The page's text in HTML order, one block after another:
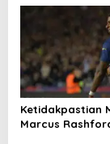
Ketidakpastian
Marcus